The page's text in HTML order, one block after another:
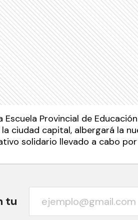
Escuela Provincial de
la ciudad capital, albergará la
solidario llevado a cabo
tu